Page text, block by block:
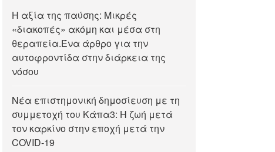
Η αξία της παύσης: Μικρές
«διακοπές» ακόμη και μέσα στη
θεραπεία.Ένα άρθρο για την
αυτοφροντίδα στην διάρκεια της
νόσου
Νέα επιστημονική δημοσίευση με τη
συμμετοχή του Κάπα3: Η ζωή μετά
τον καρκίνο στην εποχή μετά την
COVID-19